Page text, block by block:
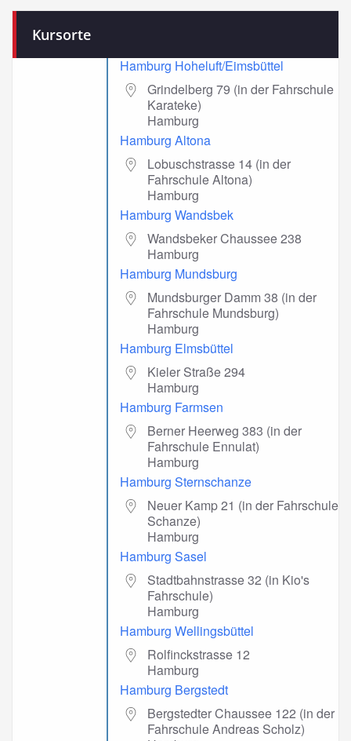
Kursorte
Hamburg Hoheluft/Eimsbüttel
Grindelberg 79 (in der Fahrschule
Karateke)
Hamburg
Hamburg Altona
Lobuschstrasse 14 (in der
Fahrschule Altona)
Hamburg
Hamburg Wandsbek
Wandsbeker Chaussee 238
Hamburg
Hamburg Mundsburg
Mundsburger Damm 38 (in der
Fahrschule Mundsburg)
Hamburg
Hamburg Elmsbüttel
Kieler Straße 294
Hamburg
Hamburg Farmsen
Berner Heerweg 383 (in der
Fahrschule Ennulat)
Hamburg
Hamburg Sternschanze
Neuer Kamp 21 (in der Fahrschule
Schanze)
Hamburg
Hamburg Sasel
Stadtbahnstrasse 32 (in Kio's
Fahrschule)
Hamburg
Hamburg Wellingsbüttel
Rolfinckstrasse 12
Hamburg
Hamburg Bergstedt
Bergstedter Chaussee 122 (in der
Fahrschule Andreas Scholz)